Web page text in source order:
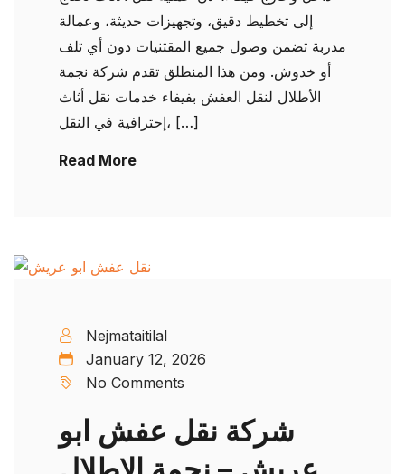
إلى تخطيط دقيق، وتجهيزات حديثة، وعمالة
مدربة تضمن وصول جميع المقتنيات دون أي تلف
أو خدوش. ومن هذا المنطلق تقدم شركة نجمة
الأطلال لنقل العفش بفيفاء خدمات نقل أثاث
إحترافية في النقل، […]
Read More
Nejmataitilal
January 12, 2026
No Comments
شركة نقل عفش ابو